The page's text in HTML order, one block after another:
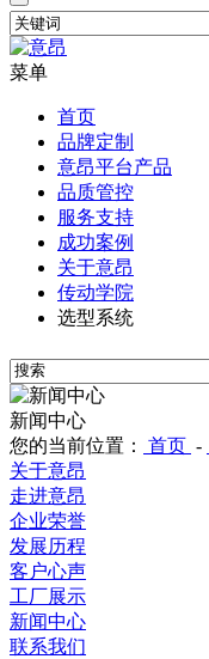
菜单
首页
品牌定制
意昂平台产品
品质管控
服务支持
成功案例
关于意昂
传动学院
选型系统
新闻中心
您的当前位置：
首页 -
关于意昂
走进意昂
企业荣誉
发展历程
客户心声
工厂展示
新闻中心
联系我们